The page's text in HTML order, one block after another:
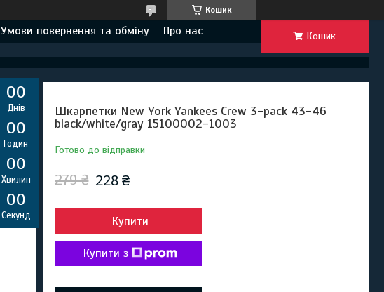
Кошик
Умови повернення та обміну Про нас Кошик
00
Днів
00
Годин
00
Хвилин
00
Секунд
Шкарпетки New York Yankees Crew 3-pack 43-46
black/white/gray 15100002-1003
Готово до відправки
279 ₴ 228 ₴
Купити
Купити з